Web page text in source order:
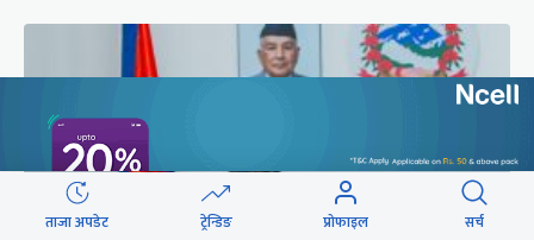
ताजा अपडेट ट्रेन्डिङ प्रोफाइल सर्च